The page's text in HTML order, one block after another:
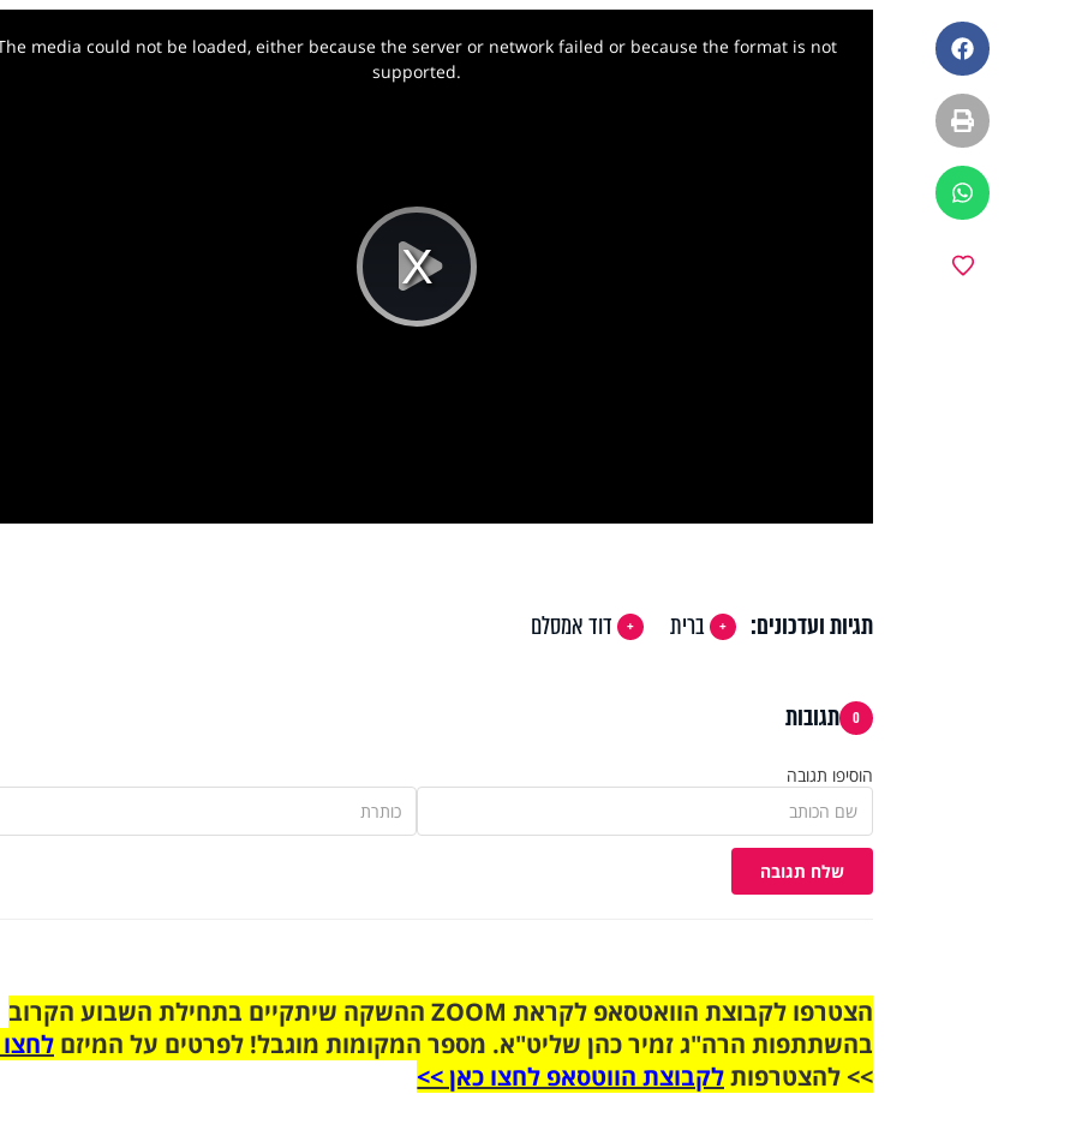
פייסבוק
הדפסה
ווטסאפ
Play
media could not be loaded, either because the server or network failed or because the format is not
supported.
תגיות ועדכונים: ברית דוד אמסלם
0 תגובות
הוסיפו תגובה
שלח תגובה
הצטרפו לקבוצת הוואטסאפ לקראת ZOOM ההשקה שיתקיים בתחילת השבוע הקרוב
בהשתתפות הרה"ג זמיר כהן שליט"א. מספר המקומות מוגבל! לפרטים על המיזם
>> להצטרפותלקבוצת הווטסאפ לחצו כאן >>